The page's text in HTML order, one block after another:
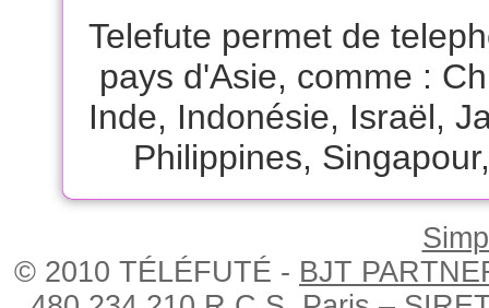
Telefute permet de
pays d'Asie, comme :
Inde, Indonésie, Israël,
Philippines, Singapour
© 2010 TÉLÉFUTÉ - BJT